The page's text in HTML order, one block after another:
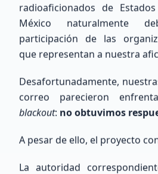
COMUNIDAD XE
Nuestros
Recientes
nuestra red de
e internacional.
radioaficionados de
México naturalmente
participación de las
que representan a nuestra
Desafortunadamente,
correo parecieron
blackout: no obtuvimos
A pesar de ello, el proyecto
La autoridad